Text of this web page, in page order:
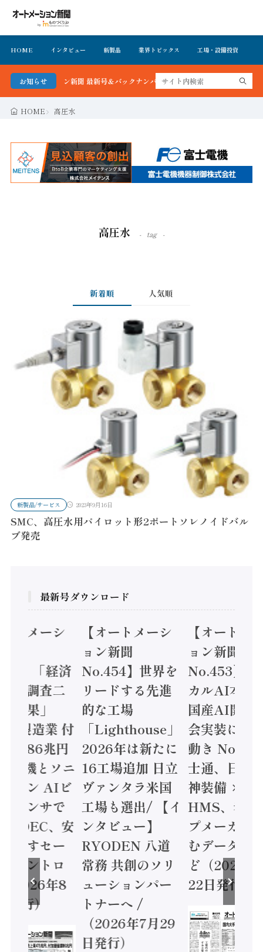
HOME インタビュー 新製品 業界トピックス 工場・設備投資
お知らせ
メーション新聞 最新号＆バックナンバーを無料で公開中 詳細はこちら
HOME 高圧水
高圧水 tag
新着順 人気順
新製品/サービス 2023年9月16日
SMC、高圧水用パイロット形2ポートソレノイドバル
ブ発売
最新号ダウンロード
トメーシ
】「経済
態調査二
結果」
年製造業 付
額86兆円
電機とソニ
コン AIビ
センサで
/ IDEC、安
かすセー
コントロ
2026年8
発行）
【オートメーシ
ョン新聞
No.454】世界を
リードする先進
的な工場
「Lighthouse」
2026年は新たに
16工場追加 日立
ヴァンタラ米国
工場も選出/ 【イ
ンタビュー】
RYODEN 八道
常務 共創のソリ
ューションパー
トナーへ /
（2026年7月29
日発行）
【オートメ
ョン新聞
No.453】フ
カルAI本格
国産AI開発
会実装に活
動き
士通、日立
神装備 ×
HMS、老舗
プメーカー
むデータ活
ど（2026年
22日発行）